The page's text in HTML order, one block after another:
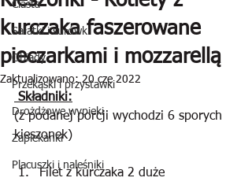
Ciasta
Sałatki i surówki
Obiady
Przekąski i przystawki
Drożdżowe wypieki
Zapiekanki
Placuszki i naleśniki
kurczaka faszerowane
pieczarkami i mozzarellą
Zaktualizowano:20 cze 2022
Składniki:
(z podanej porcji wychodzi 6 sporych
kieszonek)
Filet z kurczaka 2 duże